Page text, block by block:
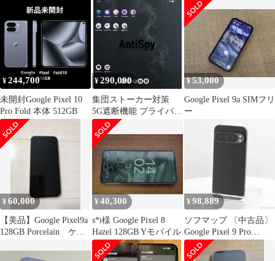
ンク
Bay Aloe
¥244,700
未開封Google Pixel 10
Pro Fold 本体 512GB
¥290,000
集団ストーカー対策
5G遮断機能 プライバシ
ー最強スマホ
GrapheneOS
¥53,000
Google Pixel 9a SIMフリ
ー
¥60,000
【美品】Google Pixel9a
128GB Porcelain ケー
¥40,300
s*i様 Google Pixel 8
Hazel 128GB Yモバイル
¥98,889
ソフマップ 〔中古品〕
Google Pixel 9 Pro
256GB オブシディアン
GWVK6 SIMフリー